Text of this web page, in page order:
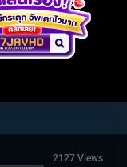
2127 Views